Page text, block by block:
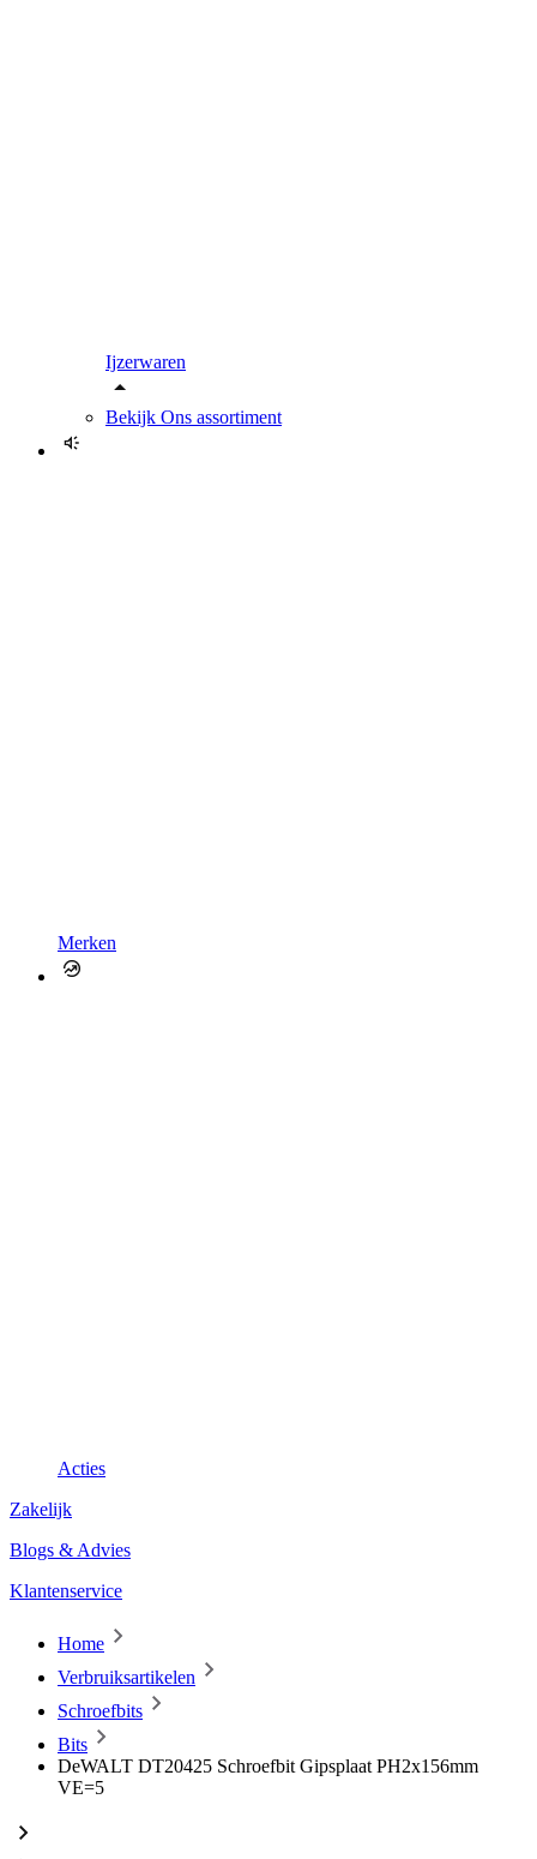
Ijzerwaren
Bekijk Ons assortiment
Merken
Acties
Zakelijk
Blogs & Advies
Klantenservice
Home
Verbruiksartikelen
Schroefbits
Bits
DeWALT DT20425 Schroefbit Gipsplaat PH2x156mm
VE=5